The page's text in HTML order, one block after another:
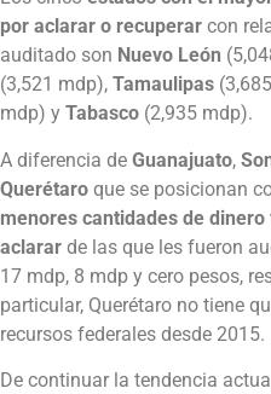
por aclarar o recuperar con
auditado son Nuevo León
(3,521 mdp), Tamaulipas
mdp) y Tabasco (2,935 mdp).
A diferencia de Guanajuato,
Querétaro que se posicionan
menores cantidades de
aclarar de las que les fueron
17 mdp, 8 mdp y cero pesos,
particular, Querétaro no tiene
recursos federales desde 2015.
De continuar la tendencia